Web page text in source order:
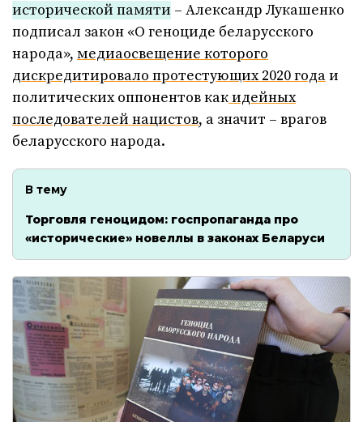
исторической памяти – Александр Лукашенко
подписал закон «О геноциде беларусского
народа», медиаосвещение которого
дискредитировало протестующих 2020 годаи
политических оппонентов какидейных
последователей нацистов, а значит – врагов
беларусского народа.
В тему
Торговля геноцидом: госпропаганда про
«исторические» новеллы в законах Беларуси